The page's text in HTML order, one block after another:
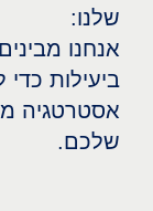
שלנו:
אנחנו
ביעילות כדי
אסטרטגיה
שלכם.